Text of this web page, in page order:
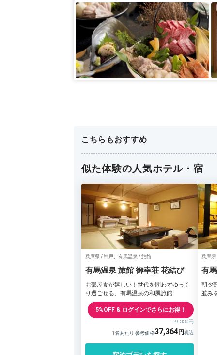
こちらもおすすめ
似た体験の人気ホテル・宿
兵庫県 / 神戸、有馬温泉 / 旅館
有馬温泉 旅館 御幸荘 花結び
お部屋食が嬉しい！世代を問わずゆっく
り過ごせる、有馬温泉の和風旅館
5%OFF & ログインでさらにお得！
39,330円
1名あたり 参考価格37,364
兵庫県
有
朝夕
並み